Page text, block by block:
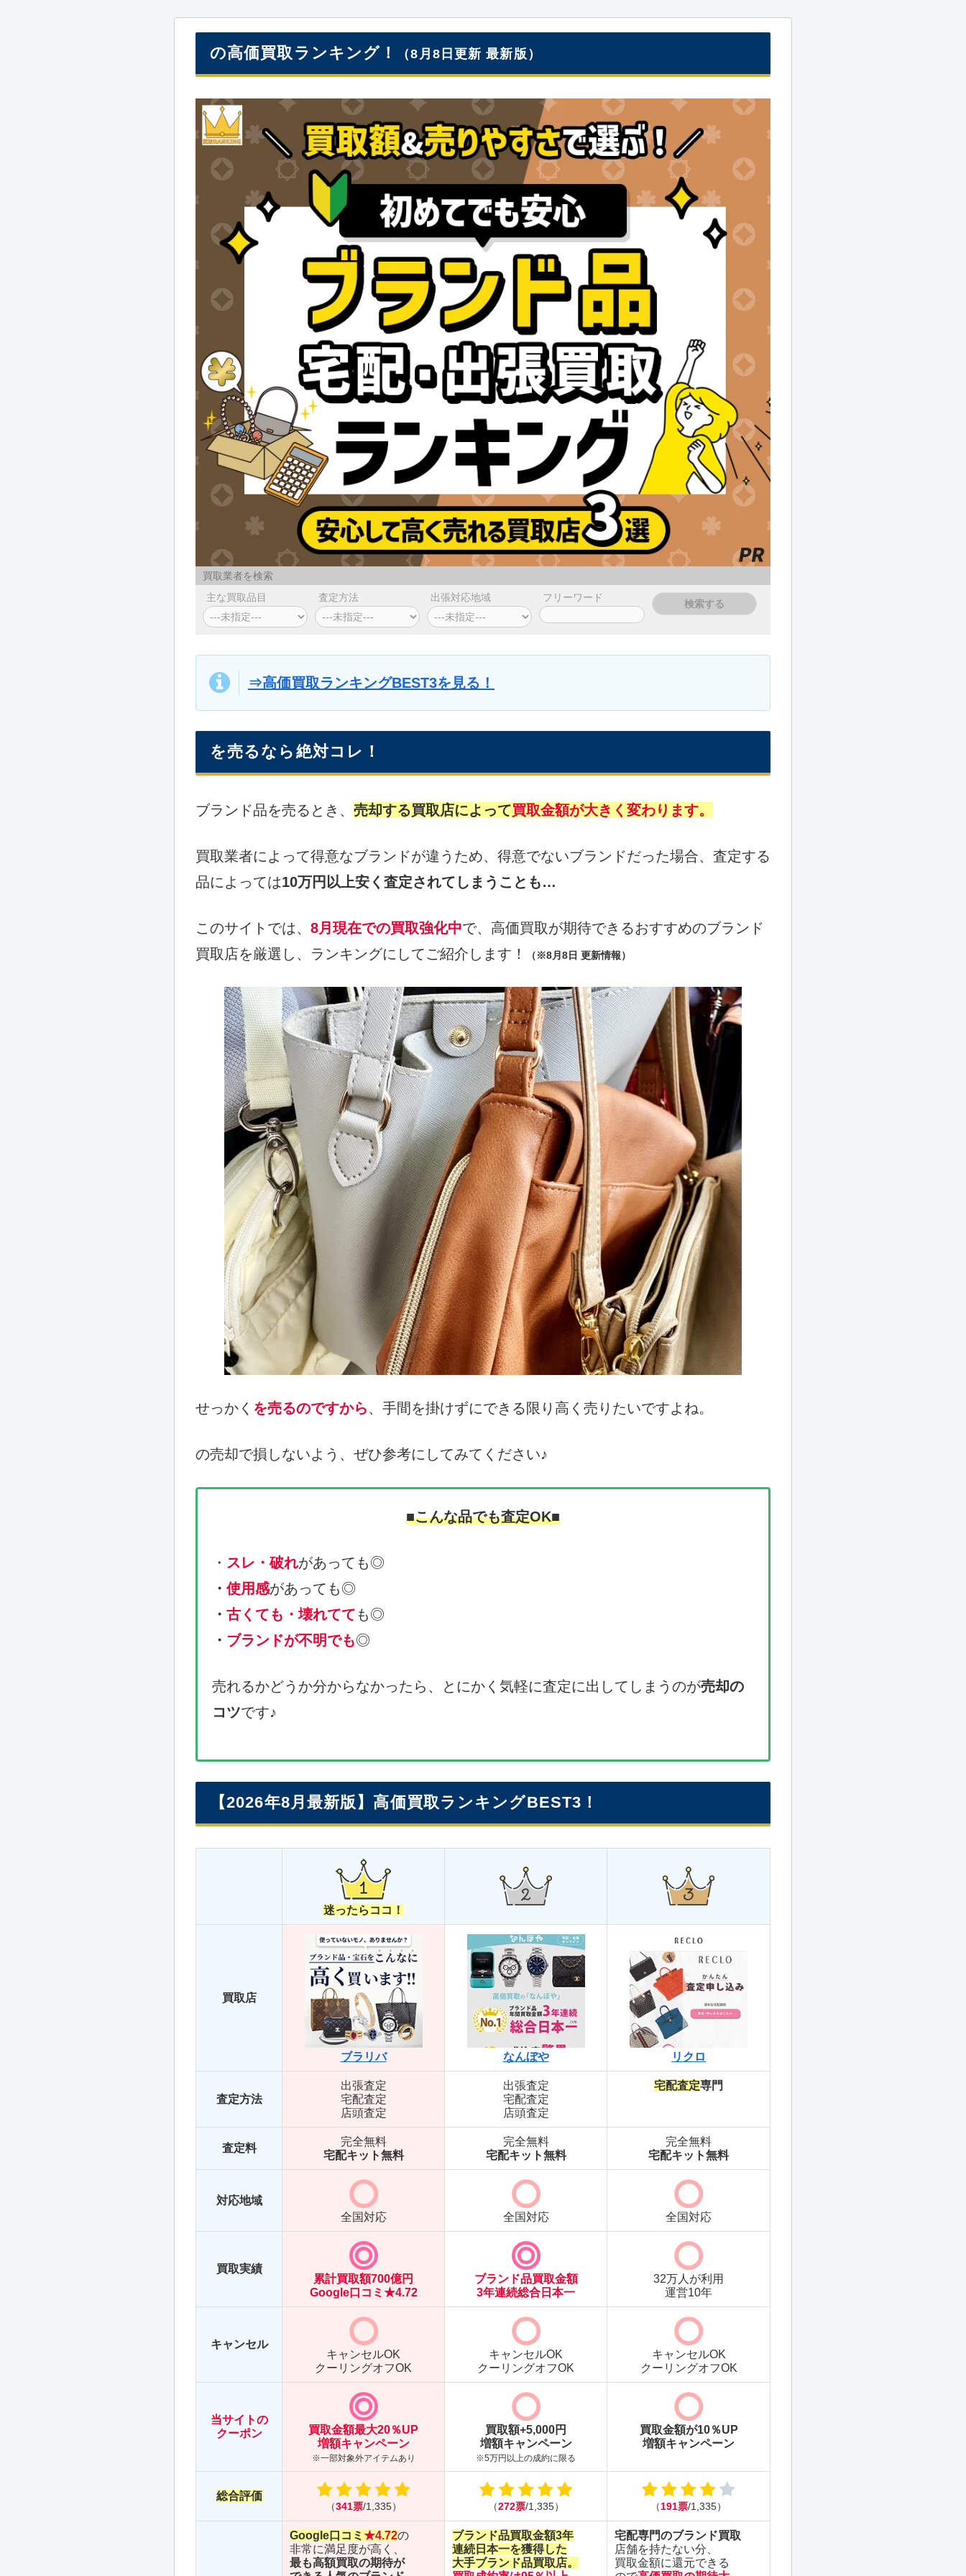
の高価買取ランキング！ （8月8日更新 最新版）
買取業者を検索
主な買取品目
査定方法 出張対応地域 フリーワード
⇒高価買取ランキングBEST3を見る！
を売るなら絶対コレ！
ブランド品を売るとき、 売却する買取店によって買取金額が大きく変わります。
買取業者によって得意なブランドが違うため、得意でないブランドだった場合、査定する
品によっては10万円以上安く査定されてしまうことも…
このサイトでは、 8月現在での買取強化中で、高価買取が期待できるおすすめのブランド
買取店を厳選し、ランキングにしてご紹介します！
（※8月8日 更新情報）
せっかく を売るのですから、手間を掛けずにできる限り高く売りたいですよね。
の売却で損しないよう、ぜひ参考にしてみてください♪
■こんな品でも査定OK■
・ スレ・破れがあっても◎
・ 使用感があっても◎
・ 古くても・壊れてても◎
・ ブランドが不明でも◎
売れるかどうか分からなかったら、とにかく気軽に査定に出してしまうのが売却の
コツです♪
【2026年8月最新版】高価買取ランキングBEST3！
迷ったらココ！
買取店
ブラリバ なんぼや リクロ
査定方法
出張査定
宅配査定
店頭査定
出張査定
宅配査定
店頭査定
宅配査定専門
査定料
完全無料
宅配キット無料
完全無料
宅配キット無料
完全無料
宅配キット無料
対応地域
全国対応
全国対応 全国対応
買取実績
累計買取額700億円
Google口コミ★4.72
ブランド品買取金額
3年連続総合日本一
32万人が利用
運営10年
キャンセル
キャンセルOK
クーリングオフOK
キャンセルOK
クーリングオフOK
キャンセルOK
クーリングオフOK
当サイトの
クーポン
買取金額最大20％UP
増額キャンペーン
※一部対象外アイテムあり
買取額+5,000円
増額キャンペーン
※5万円以上の成約に限る
買取金額が10％UP
増額キャンペーン
総合評価
（341票/1,335） （272票/1,335） （191票/1,335）
Google口コミ ★4.72の
非常に満足度が高く、
最も高額買取の期待が
ブランド品買取金額3年
連続日本一を獲得した
大手ブランド品買取店。
宅配専門のブランド買取
店舗を持たない分、
買取金額に還元できる